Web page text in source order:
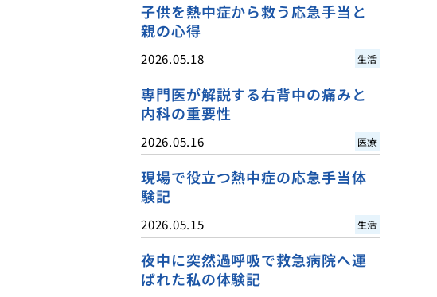
子供を熱中症から救う応急手当と
親の心得
2026.05.18 生活
専門医が解説する右背中の痛みと
内科の重要性
2026.05.16 医療
現場で役立つ熱中症の応急手当体
験記
2026.05.15 生活
夜中に突然過呼吸で救急病院へ運
ばれた私の体験記